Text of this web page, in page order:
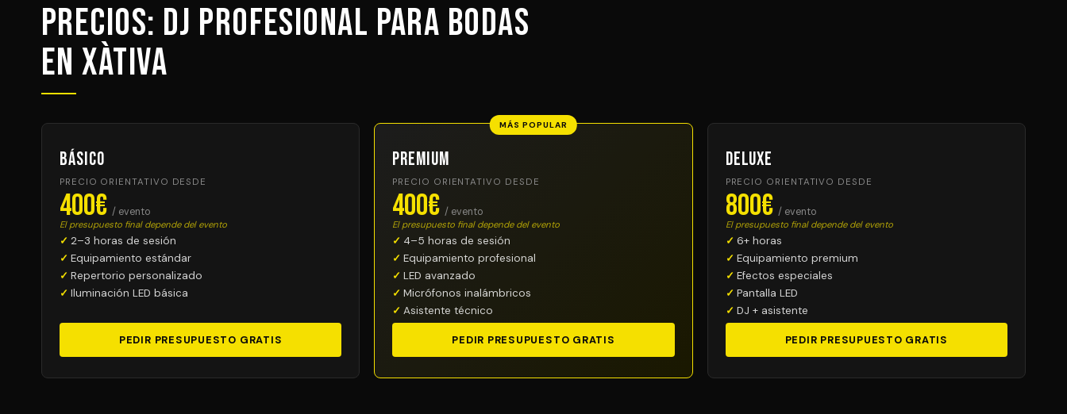
Precios: DJ Profesional para Bodas
en Xàtiva
Básico
PRECIO ORIENTATIVO DESDE
400€ / evento
El presupuesto final depende del evento
2–3 horas de sesión
Equipamiento estándar
Repertorio personalizado
Iluminación LED básica
PEDIR PRESUPUESTO GRATIS
MÁS POPULAR
Premium
PRECIO ORIENTATIVO DESDE
400€/ evento
El presupuesto final depende del evento
4–5 horas de sesión
Equipamiento profesional
LED avanzado
Micrófonos inalámbricos
Asistente técnico
PEDIR PRESUPUESTO GRATIS
Deluxe
PRECIO ORIENTATIVO DESDE
800€ / evento
El presupuesto final depende del evento
6+ horas
Equipamiento premium
Efectos especiales
Pantalla LED
DJ + asistente
PEDIR PRESUPUESTO GRATIS